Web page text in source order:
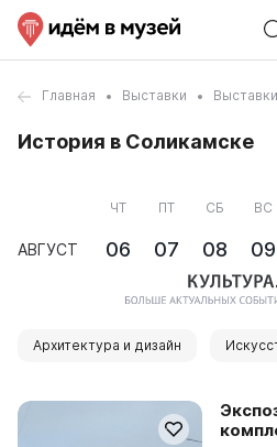
Главная Выставки
История в Соликамске
АВГУСТ
ЧТ
06
ПТ
07
СБ
08
ВС
09
Архитектура и дизайн